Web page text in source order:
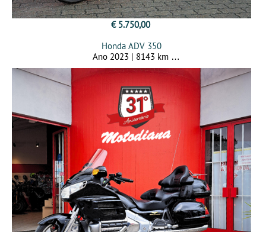
€ 5.750,00
Honda ADV 350
Ano 2023 | 8143 km